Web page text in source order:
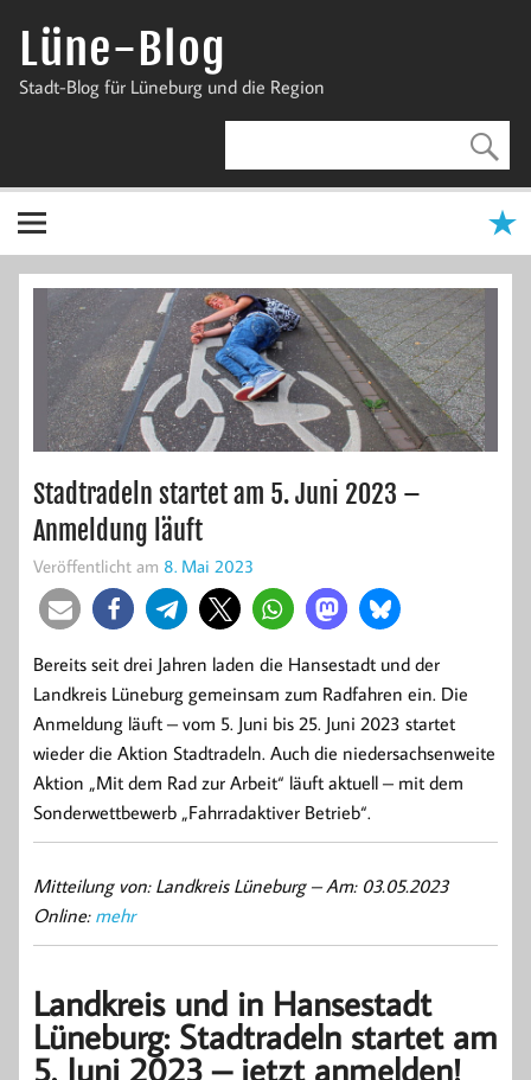
InhaltLüne-Blog
Stadt-Blog für Lüneburg und die Region
Stadtradeln startet am 5. Juni 2023 –
Anmeldung läuft
Veröffentlicht am 8. Mai 2023
Bereits seit drei Jahren laden die Hansestadt und der
Landkreis Lüneburg gemeinsam zum Radfahren ein. Die
Anmeldung läuft – vom 5. Juni bis 25. Juni 2023 startet
wieder die Aktion Stadtradeln. Auch die niedersachsenweite
Aktion „Mit dem Rad zur Arbeit“ läuft aktuell – mit dem
Sonderwettbewerb „Fahrradaktiver Betrieb“.
Mitteilung von: Landkreis Lüneburg –Am: 03.05.2023
Online: mehr
Landkreis und in Hansestadt
Lüneburg: Stadtradeln startet am
5. Juni 2023 – jetzt anmelden!